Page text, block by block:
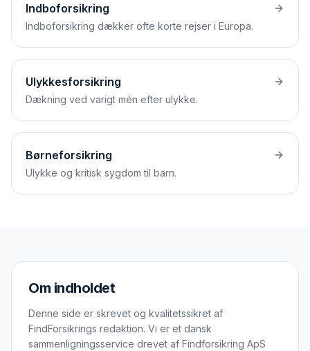
Indboforsikring
Indbo­forsikring dækker ofte korte rejser i Europa.
Ulykkesforsikring
Dækning ved varigt mén efter ulykke.
Børneforsikring
Ulykke og kritisk sygdom til barn.
Om indholdet
Denne side er skrevet og kvalitetssikret af
FindForsikrings redaktion. Vi er et dansk
sammenligningsservice drevet af Findforsikring ApS